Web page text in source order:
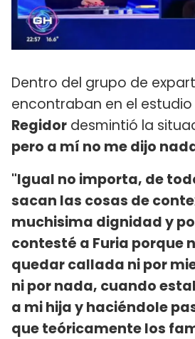
Dentro del grupo de
encontraban en el
Regidor desmintió la
pero a mí no me dijo
"Igual no importa, de
sacan las cosas de
muchisima dignidad y
contesté a Furia porque
quedar callada ni por
ni por nada, cuando
a mi hija y haciéndole
que teóricamente los